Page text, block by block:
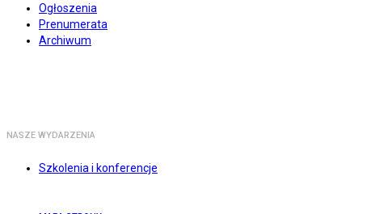
Ogłoszenia
Prenumerata
Archiwum
NASZE WYDARZENIA
Szkolenia i konferencje